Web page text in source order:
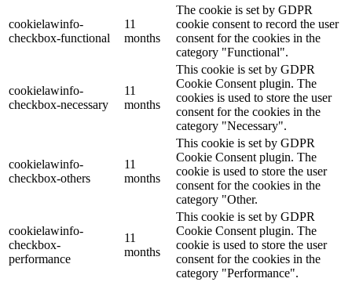
cookielawinfo-
checkbox-functional
11
months
The cookie is set by GDPR
cookie consent to record the user
consent for the cookies in the
category "Functional".
cookielawinfo-
checkbox-necessary
11
months
This cookie is set by GDPR
Cookie Consent plugin. The
cookies is used to store the user
consent for the cookies in the
category "Necessary".
cookielawinfo-
checkbox-others
11
months
This cookie is set by GDPR
Cookie Consent plugin. The
cookie is used to store the user
consent for the cookies in the
category "Other.
cookielawinfo-
checkbox-
performance
11
months
This cookie is set by GDPR
Cookie Consent plugin. The
cookie is used to store the user
consent for the cookies in the
category "Performance".